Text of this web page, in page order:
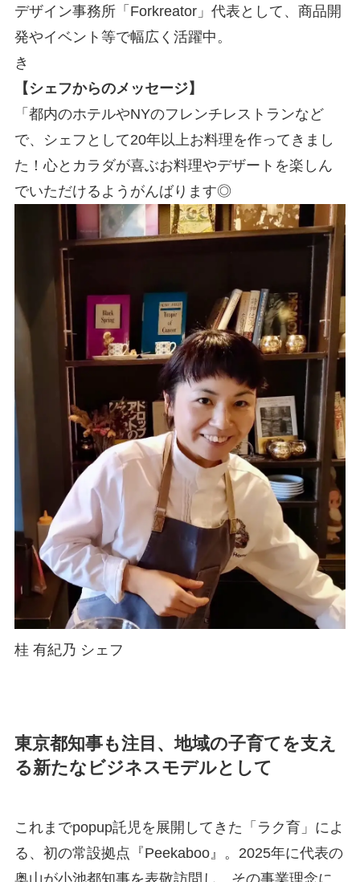
デザイン事務所「Forkreator」代表として、商品開
発やイベント等で幅広く活躍中。
き
【シェフからのメッセージ】
「都内のホテルやNYのフレンチレストランなど
で、シェフとして20年以上お料理を作ってきまし
た！心とカラダが喜ぶお料理やデザートを楽しん
でいただけるようがんばります◎
桂 有紀乃 シェフ
東京都知事も注目、地域の子育てを支え
る新たなビジネスモデルとして
これまでpopup託児を展開してきた「ラク育」によ
る、初の常設拠点『Peekaboo』。2025年に代表の
奥山が小池都知事を表敬訪問し、その事業理念に